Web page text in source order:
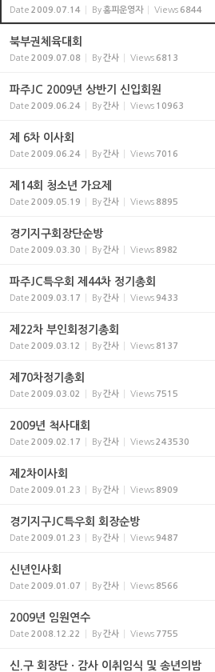
Date 2009.07.14 By홈피운영자 Views 6844
북부권체육대회
Date 2009.07.08 By간사 Views 6813
파주JC 2009년 상반기 신입회원
Date 2009.06.24 By간사 Views 10963
제 6차 이사회
Date 2009.06.24 By간사 Views 7016
제14회 청소년 가요제
Date 2009.05.19 By간사 Views 8895
경기지구회장단순방
Date 2009.03.30 By간사 Views 8982
파주JC특우회 제44차 정기총회
Date 2009.03.17 By간사 Views 9433
제22차 부인회정기총회
Date 2009.03.12 By간사 Views 8137
제70차정기총회
Date 2009.03.02 By간사 Views 7515
2009년 척사대회
Date 2009.02.17 By간사 Views243530
제2차이사회
Date 2009.01.23 By간사 Views 8909
경기지구JC특우회 회장순방
Date 2009.01.23 By간사 Views 9487
신년인사회
Date 2009.01.07 By간사 Views 8566
2009년 임원연수
Date 2008.12.22 By간사 Views 7755
신.구 회장단 · 감사 이취임식 및 송년의밤